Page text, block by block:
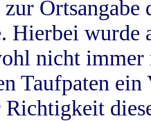
Hierbei wurde
nicht
Taufpaten